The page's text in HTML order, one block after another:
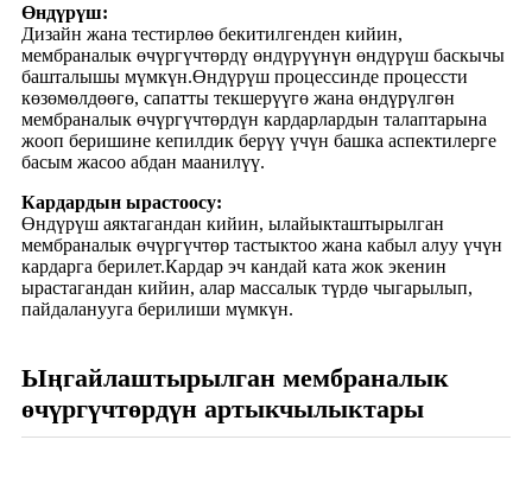
Өндүрүш:
Дизайн жана тестирлөө бекитилгенден кийин,
мембраналык өчүргүчтөрдү өндүрүүнүн өндүрүш баскычы
башталышы мүмкүн.Өндүрүш процессинде процессти
көзөмөлдөөгө, сапатты текшерүүгө жана өндүрүлгөн
мембраналык өчүргүчтөрдүн кардарлардын талаптарына
жооп беришине кепилдик берүү үчүн башка аспектилерге
басым жасоо абдан маанилүү.
Кардардын ырастоосу:
Өндүрүш аяктагандан кийин, ылайыкташтырылган
мембраналык өчүргүчтөр тастыктоо жана кабыл алуу үчүн
кардарга берилет.Кардар эч кандай ката жок экенин
ырастагандан кийин, алар массалык түрдө чыгарылып,
пайдаланууга берилиши мүмкүн.
Ыңгайлаштырылган мембраналык
өчүргүчтөрдүн артыкчылыктары